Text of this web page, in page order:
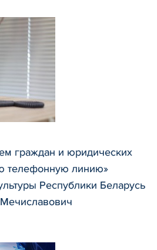
граждан и юридических
телефонную линию»
Республики Беларусь